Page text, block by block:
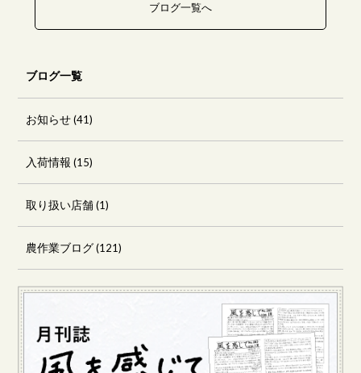
ブログ一覧へ
ブログ一覧
お知らせ(41)
入荷情報 (15)
取り扱い店舗(1)
農作業ブログ(121)